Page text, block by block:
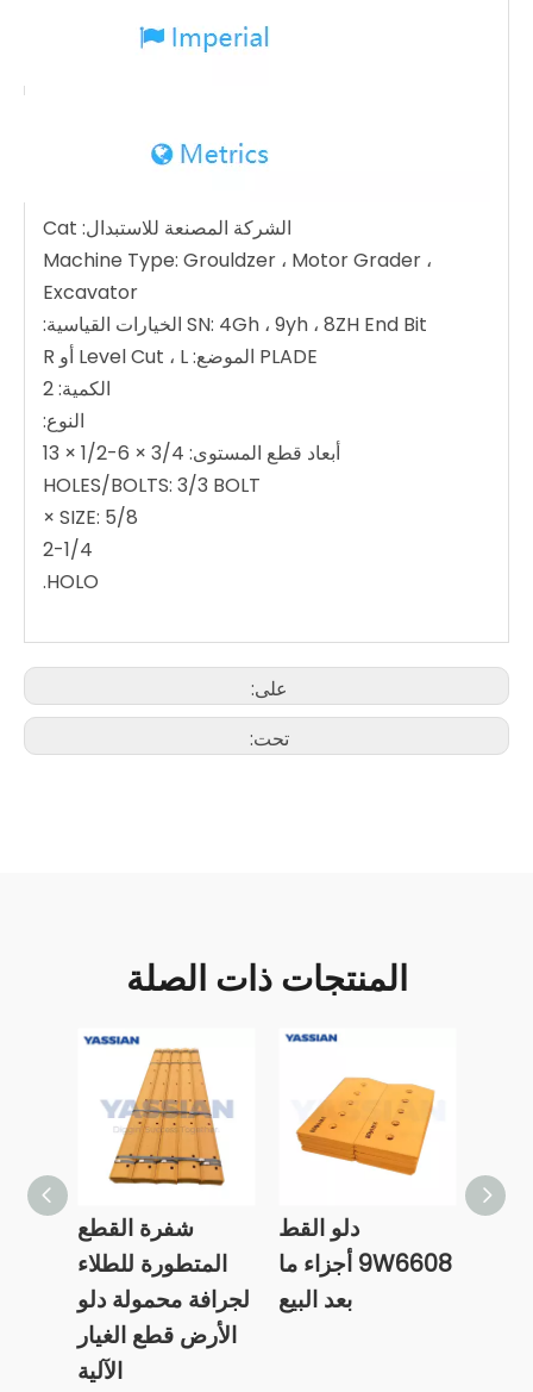
الشركة المصنعة للاستبدال: Cat
Machine Type: Grouldzer ، Motor Grader ،
Excavator
الكمية: 2
النوع:
أبعاد قطع المستوى: 3/4 × 6-1/2 × 13
على:
تحت:
المنتجات ذات الصلة
شفرة القطع
المتطورة للطلاء
لجرافة محمولة دلو
الأرض قطع الغيار
الآلية
دلو القط
9W6608 أجزاء ما
بعد البيع